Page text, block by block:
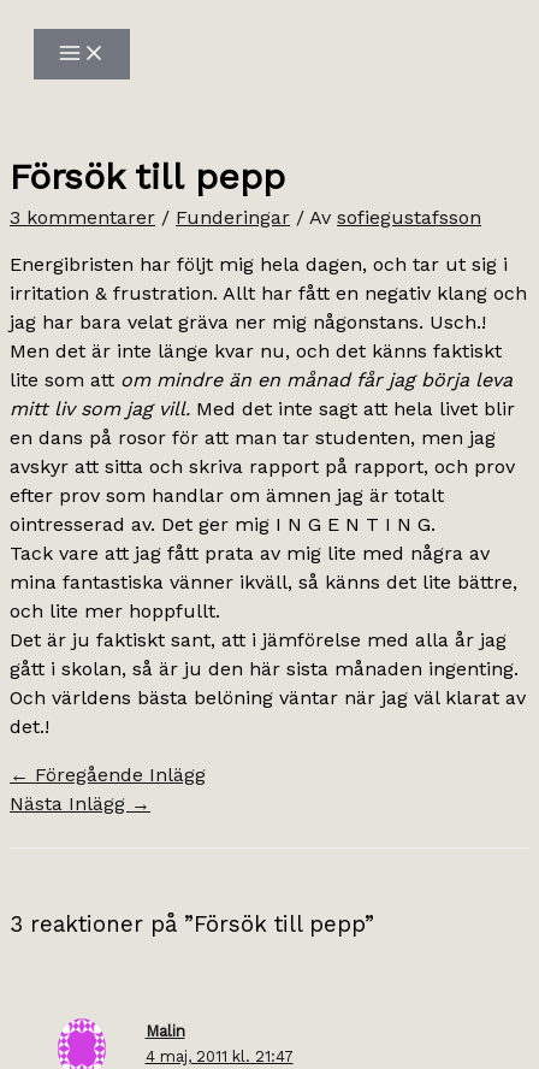
innehåll
Försök till pepp
3 kommentarer / Funderingar / Av sofiegustafsson
Energibristen har följt mig hela dagen, och tar ut sig i
irritation & frustration. Allt har fått en negativ klang och
jag har bara velat gräva ner mig någonstans. Usch.!
Men det är inte länge kvar nu, och det känns faktiskt
lite som att om mindre än en månad får jag börja leva
mitt liv som jag vill. Med det inte sagt att hela livet blir
en dans på rosor för att man tar studenten, men jag
avskyr att sitta och skriva rapport på rapport, och prov
efter prov som handlar om ämnen jag är totalt
ointresserad av. Det ger mig I N G E N T I N G.
Tack vare att jag fått prata av mig lite med några av
mina fantastiska vänner ikväll, så känns det lite bättre,
och lite mer hoppfullt.
Det är ju faktiskt sant, att i jämförelse med alla år jag
gått i skolan, så är ju den här sista månaden ingenting.
Och världens bästa belöning väntar när jag väl klarat av
det.!
← Föregående Inlägg
Nästa Inlägg →
3 reaktioner på ”Försök till pepp”
Malin
4 maj, 2011 kl. 21:47